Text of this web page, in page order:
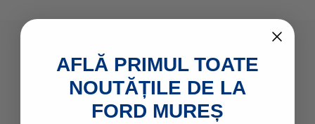
MODELE NOI
Autoturisme
Comerciale & Pick Up-uri
AFLĂ PRIMUL TOATE
NOUTĂȚILE DE LA
FORD MUREȘ